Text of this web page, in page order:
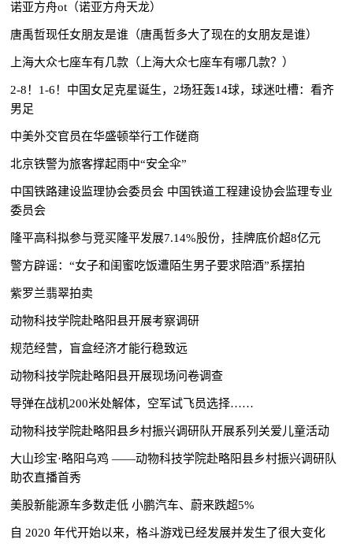
诺亚方舟ot（诺亚方舟天龙）
唐禹哲现任女朋友是谁（唐禹哲多大了现在的女朋友是谁）
上海大众七座车有几款（上海大众七座车有哪几款？）
2-8！1-6！中国女足克星诞生，2场狂轰14球，球迷吐槽：看齐
男足
中美外交官员在华盛顿举行工作磋商
北京铁警为旅客撑起雨中“安全伞”
中国铁路建设监理协会委员会 中国铁道工程建设协会监理专业
委员会
隆平高科拟参与竞买隆平发展7.14%股份，挂牌底价超8亿元
警方辟谣：“女子和闺蜜吃饭遭陌生男子要求陪酒”系摆拍
紫罗兰翡翠拍卖
动物科技学院赴略阳县开展考察调研
规范经营，盲盒经济才能行稳致远
动物科技学院赴略阳县开展现场问卷调查
导弹在战机200米处解体，空军试飞员选择……
动物科技学院赴略阳县乡村振兴调研队开展系列关爱儿童活动
大山珍宝·略阳乌鸡 ——动物科技学院赴略阳县乡村振兴调研队
助农直播首秀
美股新能源车多数走低 小鹏汽车、蔚来跌超5%
自 2020 年代开始以来，格斗游戏已经发展并发生了很大变化